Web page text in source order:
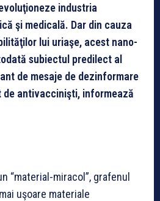
industria
şi medicală. Dar din cauza
lui uriaşe, acest nano-
subiectul predilect al
de mesaje de dezinformare
antivaccinişti, informează
“material-miracol”, grafenul
uşoare materiale